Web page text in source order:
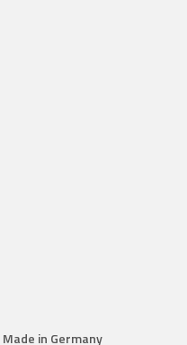
Made in Germany